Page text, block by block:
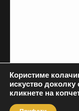
Користиме
искуство доколку
кликнете на